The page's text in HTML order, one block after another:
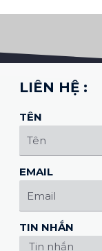
LIÊN HỆ :
TÊN
EMAIL
TIN NHẮN